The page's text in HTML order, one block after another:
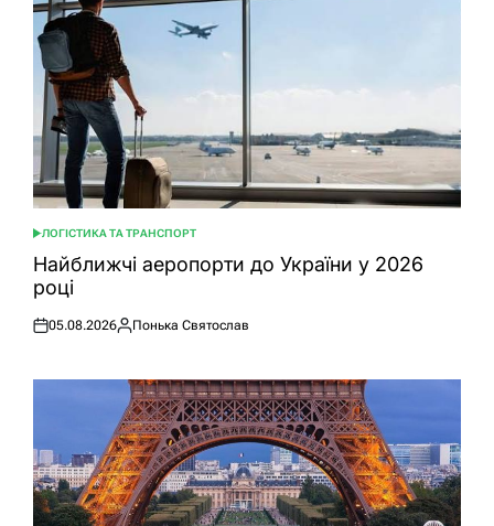
ОПУБЛІКУВАТИ
У
ЛОГІСТИКА ТА ТРАНСПОРТ
Найближчі аеропорти до України у 2026
році
Оприлюднено
05.08.2026
Опубліковано
Понька Святослав